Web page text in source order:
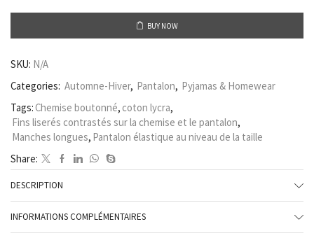
BUY NOW
SKU: N/A
Categories: Automne-Hiver, Pantalon, Pyjamas & Homewear
Tags: Chemise boutonné, coton lycra,
Fins liserés contrastés sur la chemise et le pantalon,
Manches longues, Pantalon élastique au niveau de la taille
Share:
DESCRIPTION
INFORMATIONS COMPLÉMENTAIRES